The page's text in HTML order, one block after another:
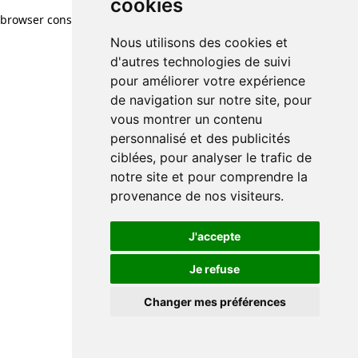
cookies
Nous utilisons des cookies et
d'autres technologies de suivi
pour améliorer votre expérience
de navigation sur notre site, pour
vous montrer un contenu
personnalisé et des publicités
ciblées, pour analyser le trafic de
notre site et pour comprendre la
provenance de nos visiteurs.
J'accepte
Je refuse
Changer mes préférences
browser console for more information)